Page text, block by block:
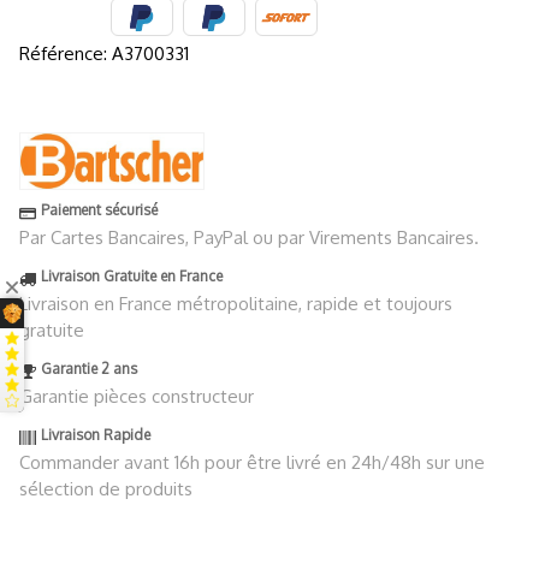
Référence: A3700331
Paiement sécurisé
Par Cartes Bancaires, PayPal ou par Virements Bancaires.
Livraison Gratuite en France
Livraison en France métropolitaine, rapide et toujours
gratuite
Garantie 2 ans
Garantie pièces constructeur
Livraison Rapide
Commander avant 16h pour être livré en 24h/48h sur une
sélection de produits